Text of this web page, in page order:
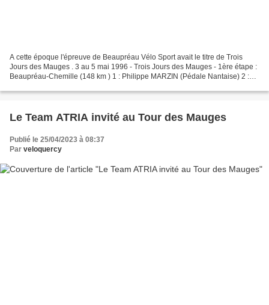
A cette époque l'épreuve de Beaupréau Vélo Sport avait le titre de Trois
Jours des Mauges . 3 au 5 mai 1996 - Trois Jours des Mauges - 1ère étape :
Beaupréau-Chemille (148 km ) 1 : Philippe MARZIN (Pédale Nantaise) 2 :
Le Team ATRIA invité au Tour des Mauges
Publié le 25/04/2023 à 08:37
Par veloquercy